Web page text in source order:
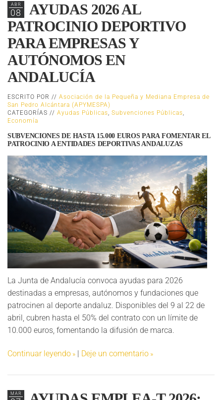
ABR
08
AYUDAS 2026 AL
PATROCINIO DEPORTIVO
PARA EMPRESAS Y
AUTÓNOMOS EN
ANDALUCÍA
ESCRITO POR // Asociación de la Pequeña y Mediana Empresa de
San Pedro Alcántara (APYMESPA)
CATEGORÍAS // Ayudas Públicas, Subvenciones Públicas,
Economía
SUBVENCIONES DE HASTA 15.000 EUROS PARA FOMENTAR EL
PATROCINIO A ENTIDADES DEPORTIVAS ANDALUZAS
La Junta de Andalucía convoca ayudas para 2026
destinadas a empresas, autónomos y fundaciones que
patrocinen al deporte andaluz. Disponibles del 9 al 22 de
abril, cubren hasta el 50% del contrato con un límite de
10.000 euros, fomentando la difusión de marca.
Continuar leyendo | Deje un comentario
MAR